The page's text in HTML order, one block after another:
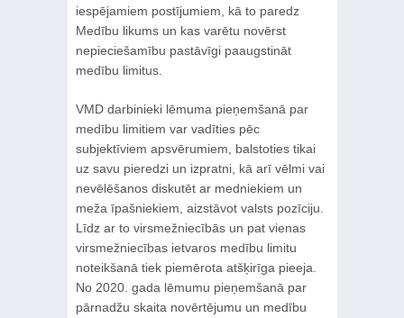
iespējamiem postījumiem, kā to paredz
Medību likums un kas varētu novērst
nepieciešamību pastāvīgi paaugstināt
medību limitus.
VMD darbinieki lēmuma pieņemšanā par
medību limitiem var vadīties pēc
subjektīviem apsvērumiem, balstoties tikai
uz savu pieredzi un izpratni, kā arī vēlmi vai
nevēlēšanos diskutēt ar medniekiem un
meža īpašniekiem, aizstāvot valsts pozīciju.
Līdz ar to virsmežniecībās un pat vienas
virsmežniecības ietvaros medību limitu
noteikšanā tiek piemērota atšķirīga pieeja.
No 2020. gada lēmumu pieņemšanā par
pārnadžu skaita novērtējumu un medību